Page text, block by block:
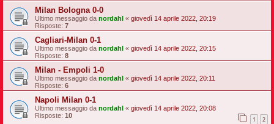
Milan Bologna 0-0
Ultimo messaggio da nordahl « giovedì 14 aprile 2022, 20:19
Risposte: 7
Cagliari-Milan 0-1
Ultimo messaggio da nordahl « giovedì 14 aprile 2022, 20:15
Risposte: 8
Milan - Empoli 1-0
Ultimo messaggio da nordahl « giovedì 14 aprile 2022, 20:11
Risposte: 6
Napoli Milan 0-1
Ultimo messaggio da nordahl « giovedì 14 aprile 2022, 20:08
Risposte: 10 1 2